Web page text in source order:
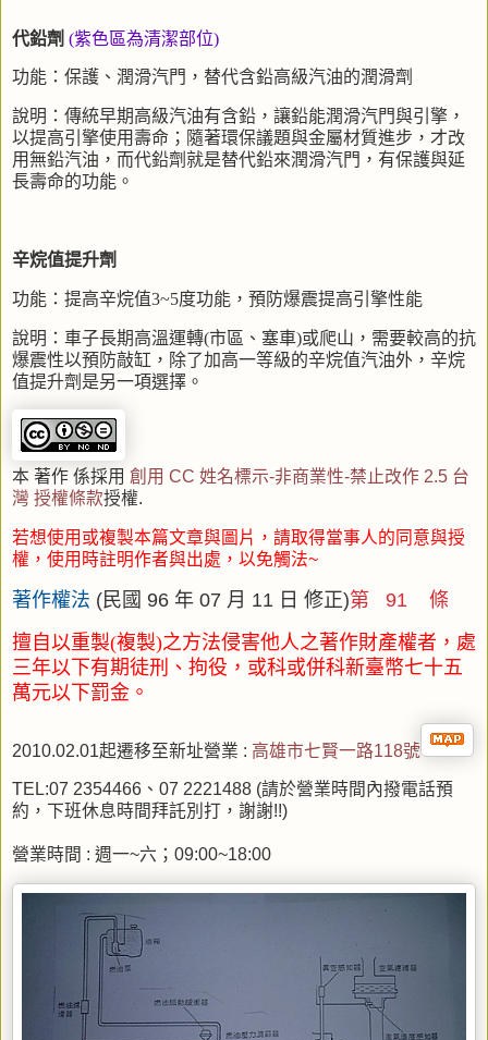
代鉛劑 (紫色區為清潔部位)
功能：保護、潤滑汽門，替代含鉛高級汽油的潤滑劑
說明：傳統早期高級汽油有含鉛，讓鉛能潤滑汽門與引擎，
以提高引擎使用壽命；隨著環保議題與金屬材質進步，才改
用無鉛汽油，而代鉛劑就是替代鉛來潤滑汽門，有保護與延
長壽命的功能。
辛烷值提升劑
功能：提高辛烷值3~5度功能，預防爆震提高引擎性能
說明：車子長期高溫運轉(市區、塞車)或爬山，需要較高的抗
爆震性以預防敲缸，除了加高一等級的辛烷值汽油外，辛烷
值提升劑是另一項選擇。
本 著作 係採用 創用 CC 姓名標示-非商業性-禁止改作 2.5 台
灣 授權條款授權.
若想使用或複製本篇文章與圖片，請取得當事人的同意與授
權，使用時註明作者與出處，以免觸法~
著作權法 (民國 96 年 07 月 11 日 修正)第 91 條
擅自以重製(複製)之方法侵害他人之著作財產權者，處
三年以下有期徒刑、拘役 ，或科或併科新臺幣七十五
萬元以下罰金。
2010.02.01起遷移至新址營業 : 高雄市七賢一路118號
TEL:07 2354466、07 2221488 (請於營業時間內撥電話預
約，下班休息時間拜託別打，謝謝!!)
營業時間 : 週一~六；09:00~18:00